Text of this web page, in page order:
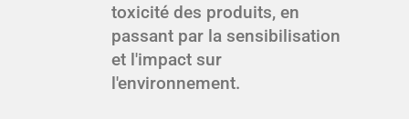
toxicité des produits, en
passant par la sensibilisation
et l'impact sur
l'environnement.